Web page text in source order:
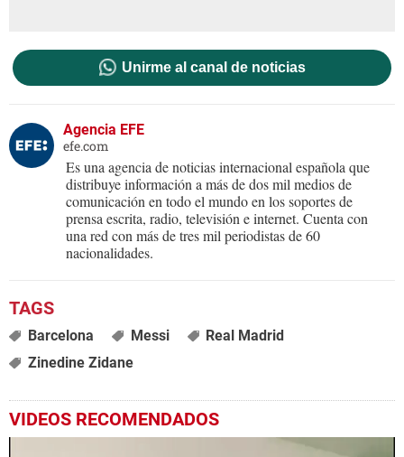
Unirme al canal de noticias
Agencia EFE
efe.com
Es una agencia de noticias internacional española que
distribuye información a más de dos mil medios de
comunicación en todo el mundo en los soportes de
prensa escrita, radio, televisión e internet. Cuenta con
una red con más de tres mil periodistas de 60
nacionalidades.
Barcelona Messi
Real Madrid
Zinedine Zidane
VIDEOS RECOMENDADOS